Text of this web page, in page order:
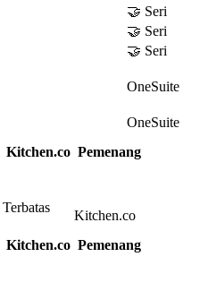
🤝 Seri
🤝 Seri
🤝 Seri
OneSuite
OneSuite
Kitchen.co Pemenang
Terbatas
Kitchen.co
Kitchen.co Pemenang